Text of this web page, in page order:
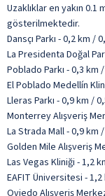
Uzaklıklar en yakın
gösterilmektedir.
Dansçı Parkı - 0,2 km /
La Presidenta Doğal
Poblado Parkı - 0,3 km
El Poblado Medellín
Lleras Parkı - 0,9 km /
Monterrey Alışveriş
La Strada Mall - 0,9 km
Golden Mile Alışveriş
Las Vegas Kliniği - 1,2
EAFIT Üniversitesi -
Oviedo Alışveriş